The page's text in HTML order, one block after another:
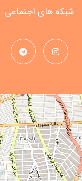
شبکه های اجتماعی